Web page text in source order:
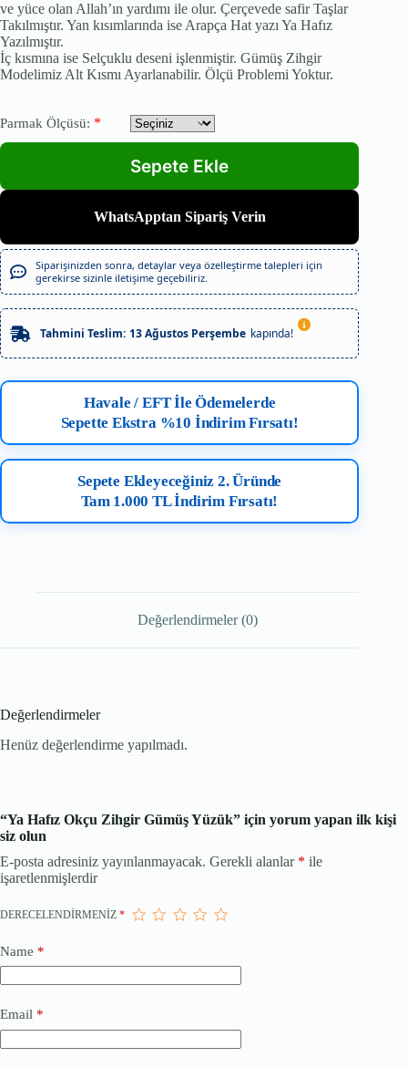
ve yüce olan Allah’ın yardımı ile olur. Çerçevede safir Taşlar
Takılmıştır. Yan kısımlarında ise Arapça Hat yazı Ya Hafız
Yazılmıştır.
İç kısmına ise Selçuklu deseni işlenmiştir. Gümüş Zihgir
Modelimiz Alt Kısmı Ayarlanabilir. Ölçü Problemi Yoktur.
Parmak Ölçüsü: *
WhatsApptan Sipariş Verin
Siparişinizden sonra, detaylar veya özelleştirme talepleri için
gerekirse sizinle iletişime geçebiliriz.
Tahmini Teslim: 13 Ağustos Perşembe kapında!
Havale / EFT İle Ödemelerde
Sepette Ekstra %10 İndirim Fırsatı!
Sepete Ekleyeceğiniz 2. Üründe
Tam 1.000 TL İndirim Fırsatı!
Değerlendirmeler (0)
Değerlendirmeler
Henüz değerlendirme yapılmadı.
“Ya Hafız Okçu Zihgir Gümüş Yüzük” için yorum yapan ilk kişi
siz olun
E-posta adresiniz yayınlanmayacak. Gerekli alanlar * ile
işaretlenmişlerdir
DERECELENDIRMENIZ *
Name *
Email *